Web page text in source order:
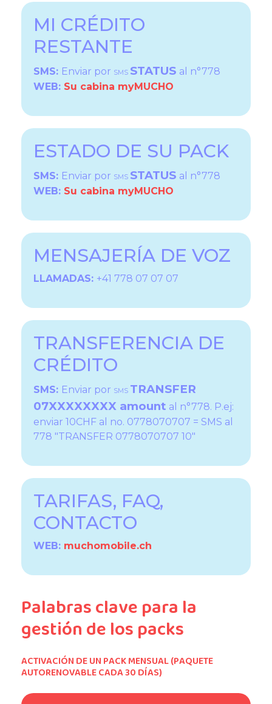
MI CRÉDITO
RESTANTE
SMS: Enviar por SMS STATUS al n°778
WEB: Su cabina myMUCHO
ESTADO DE SU PACK
SMS: Enviar por SMS STATUS al n°778
WEB: Su cabina myMUCHO
MENSAJERÍA DE VOZ
LLAMADAS: +41 778 07 07 07
TRANSFERENCIA DE
CRÉDITO
SMS: Enviar por SMS TRANSFER
07XXXXXXXX amount al n°778. P.ej:
enviar 10CHF al no. 0778070707 = SMS al
778 "TRANSFER 0778070707 10"
TARIFAS, FAQ,
CONTACTO
WEB: muchomobile.ch
Palabras clave para la
gestión de los packs
ACTIVACIÓN DE UN PACK MENSUAL (PAQUETE
AUTORENOVABLE CADA 30 DÍAS)